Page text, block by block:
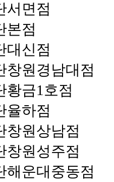
서면점
본점
대신점
창원경남대점
황금1호점
율하점
창원상남점
창원성주점
해운대중동점